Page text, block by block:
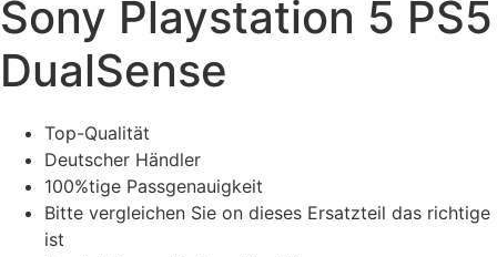
Sony Playstation 5 PS5
DualSense
Top-Qualität
Deutscher Händler
100%tige Passgenauigkeit
Bitte vergleichen Sie on dieses Ersatzteil das richtige
ist